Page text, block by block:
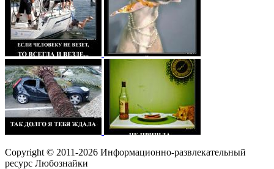
Copyright © 2011-2026 Информационно-развлекательный
ресурс Любознайки